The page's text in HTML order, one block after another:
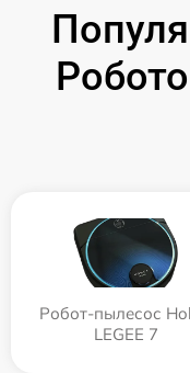
Робот-пылесос
LEGEE 7